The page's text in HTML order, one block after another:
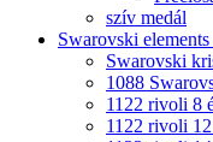
szív medál
Swarovski
Swarovski
1088
1122 rivoli 8
1122 rivoli